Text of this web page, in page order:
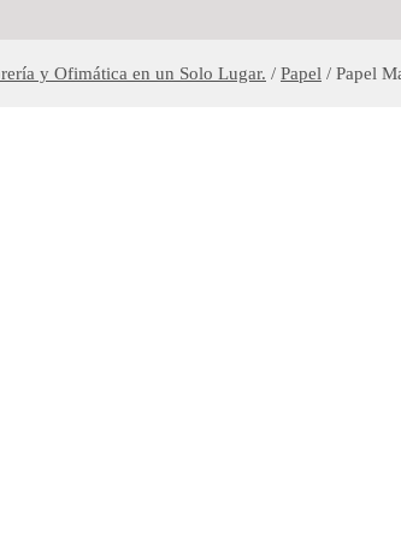
y Ofimática en un Solo Lugar. / Papel / Papel